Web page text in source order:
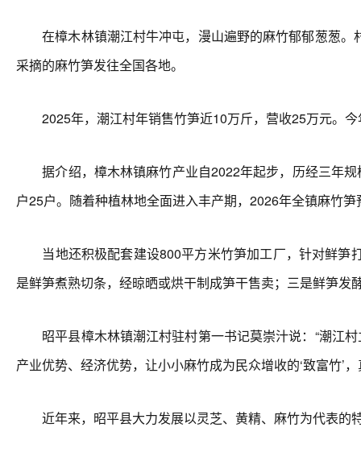
在樟木林镇潮江村牛冲屯，漫山遍野的麻竹郁郁葱葱。
采摘的麻竹笋发往全国各地。
2025年，潮江村年销售竹笋近10万斤，营收25万元。今
据介绍，樟木林镇麻竹产业自2022年起步，历经三年规
户25户。随着种植林地全面进入丰产期，2026年全镇麻竹
当地还积极配套建设800平方米竹笋加工厂，针对鲜笋
是鲜笋煮熟切条，经晾晒或烘干制成笋干售卖；三是鲜笋发
昭平县樟木林镇潮江村驻村第一书记莫崇汁说：“潮江村
产业优势、经济优势，让小小麻竹成为民众增收的‘致富竹’
近年来，昭平县大力发展以灵芝、黄精、麻竹为代表的